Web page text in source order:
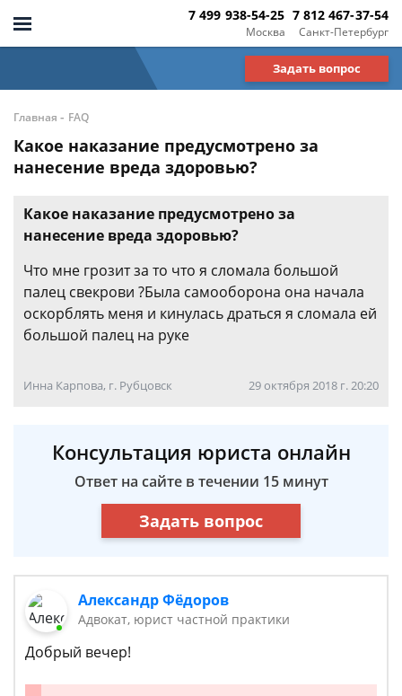
Москва
7 499 938-54-25
Санкт-Петербург
7 812 467-37-54
Задать вопрос
Главная - FAQ
Какое наказание предусмотрено за
нанесение вреда здоровью?
Какое наказание предусмотрено за
нанесение вреда здоровью?
Что мне грозит за то что я сломала большой
палец свекрови ?Была самооборона она начала
оскорблять меня и кинулась драться я сломала ей
большой палец на руке
Инна Карпова, г. Рубцовск 29 октября 2018 г. 20:20
Консультация юриста онлайн
Ответ на сайте в течении 15 минут
Задать вопрос
Александр Фёдоров
Адвокат, юрист частной практики
Добрый вечер!